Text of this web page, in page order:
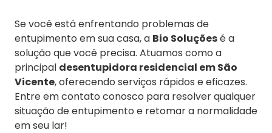
Se você está enfrentando problemas de
entupimento em sua casa, a Bio Soluçõesé a
solução que você precisa. Atuamos como a
principal desentupidora residencial em São
Vicente, oferecendo serviços rápidos e eficazes.
Entre em contato conosco para resolver qualquer
situação de entupimento e retomar a normalidade
em seu lar!